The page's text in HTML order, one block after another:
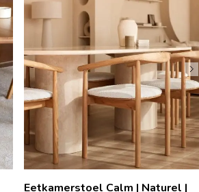
Eetkamerstoel Calm | Naturel |